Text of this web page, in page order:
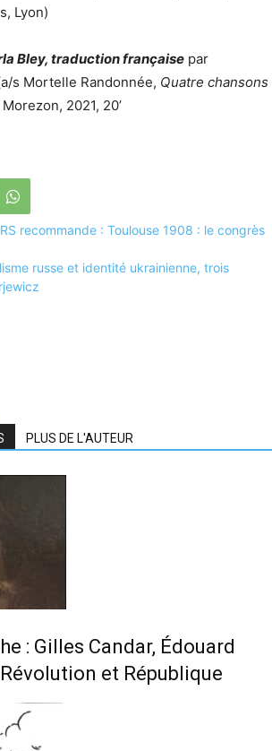
Lyon)
Bley, traduction française par
s Mortelle Randonnée, Quatre chansons
2021, 20’
recommande : Toulouse 1908 : le congrès
russe et identité ukrainienne, trois
PLUS DE L'AUTEUR
: Gilles Candar, Édouard
et République